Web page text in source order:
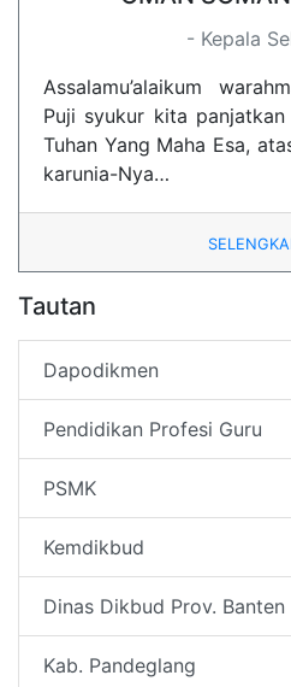
- Kepala
Assalamu’alaikum
Puji syukur kita
Tuhan Yang Maha Esa,
karunia-Nya…
Tautan
Dapodikmen
Pendidikan Profesi Guru
PSMK
Kemdikbud
Dinas Dikbud Prov. Banten
Kab. Pandeglang